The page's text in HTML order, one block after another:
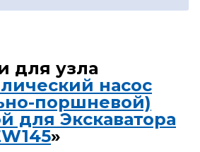
для узла
насос
поршневой)
для Экскаватора
»